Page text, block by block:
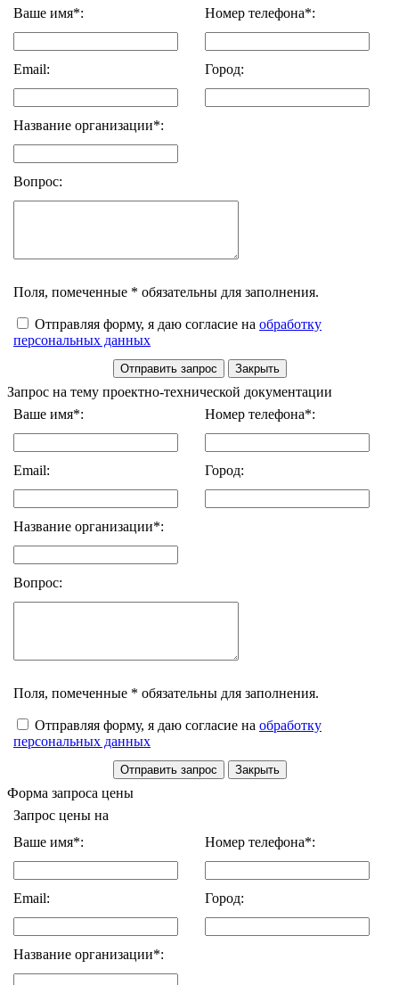
Ваше имя*:
Номер телефона*:
Email: Город:
Название организации*:
Вопрос:
Поля, помеченные * обязательны для заполнения.
Отправляя форму, я даю согласие на обработку
персональных данных
Запрос на тему проектно-технической документации
Ваше имя*:
Номер телефона*:
Email: Город:
Название организации*:
Вопрос:
Поля, помеченные * обязательны для заполнения.
Отправляя форму, я даю согласие на обработку
персональных данных
Форма запроса цены
Запрос цены на
Ваше имя*:
Номер телефона*:
Email: Город:
Название организации*: